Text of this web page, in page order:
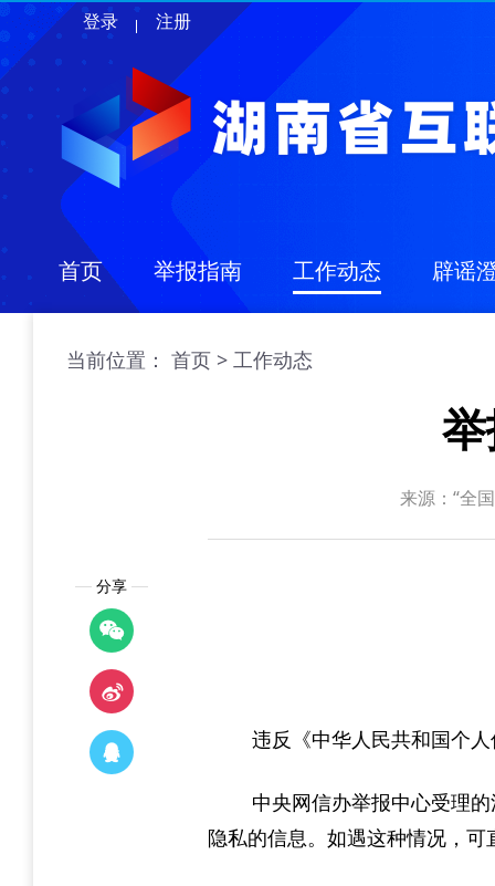
登录 注册
首页 举报指南 工作动态 辟谣
当前位置： 首页 > 工作动态
来源：“全
分享
违反《中华人民共和国个
中央网信办举报中心受理
隐私的信息。如遇这种情况，